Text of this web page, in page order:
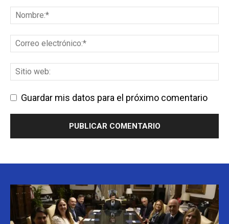
Guardar mis datos para el próximo comentario